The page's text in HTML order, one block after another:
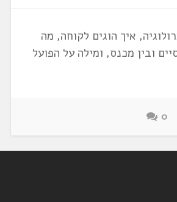
איך הוגים לקוחה, מה
ובין מכנס, ומילה על הפועל
0